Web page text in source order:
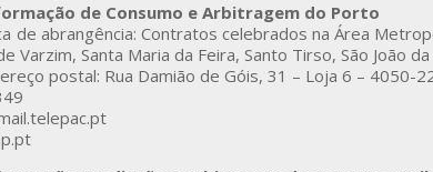
de Consumo e Arbitragem do Porto
de abrangência: Contratos celebrados na Área
Varzim, Santa Maria da Feira, Santo Tirso, São João
postal: Rua Damião de Góis, 31 – Loja 6 – 4050-